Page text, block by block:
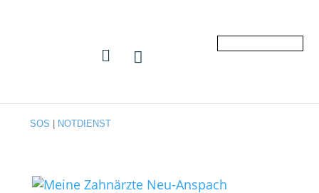
SOS NOTDIENST

